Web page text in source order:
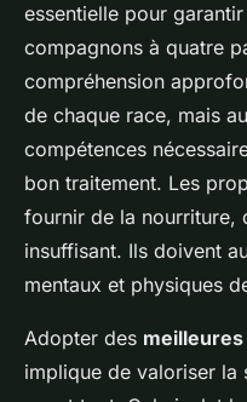
essentielle pour
compagnons à quatre
compréhension
de chaque race, mais
compétences
bon traitement. Les
fournir de la nourriture,
insuffisant. Ils doivent
mentaux et physiques
Adopter des meilleures
implique de valoriser la